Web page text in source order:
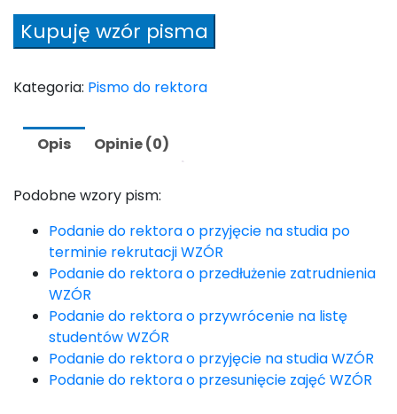
ilość
Podanie
rektora
zatrudnienie
WZÓR
Kupuję wzór pisma
Kategoria: Pismo do rektora
Opis Opinie (0)
Podobne wzory pism:
Podanie do rektora o przyjęcie na studia po
terminie rekrutacji WZÓR
Podanie do rektora o przedłużenie zatrudnienia
WZÓR
Podanie do rektora o przywrócenie na listę
studentów WZÓR
Podanie do rektora o przyjęcie na studia WZÓR
Podanie do rektora o przesunięcie zajęć WZÓR